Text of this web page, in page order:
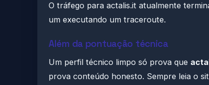
O tráfego para actalis.it atualmente
um executando um traceroute.
Além da pontuação técnica
Um perfil técnico limpo só prova que
prova conteúdo honesto. Sempre leia o